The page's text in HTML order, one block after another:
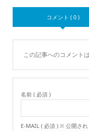
コメント ( 0 )
この記事へのコメント
名前 ( 必須 )
E-MAIL ( 必須 ) ※ 公開され